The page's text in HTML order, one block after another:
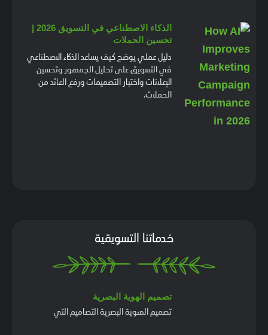
الذكاء الاصطناعي في التسويق 2026 |
تحسين الحملات
دليل عملي يوضح كيف يساعد الذكاء الاصطناعي
في التسويق على تحليل الجمهور وتحسين
الإعلانات واختبار التصميمات ورفع العائد من
الحملات.
خدماتنا التسويقية
تصميم الهوية البصرية
تصميم الهوية البصرية التصاميم التي